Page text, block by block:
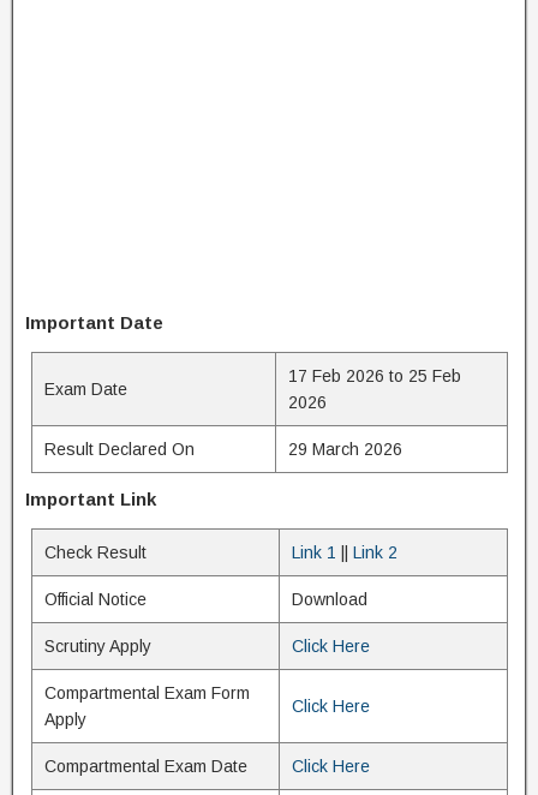
Important Date
Exam Date
17 Feb 2026 to 25 Feb
2026
Result Declared On 29 March 2026
Important Link
Check Result Link 1 Link 2
Official Notice Download
Scrutiny Apply Click Here
Compartmental Exam Form
Apply
Click Here
Compartmental Exam Date Click Here